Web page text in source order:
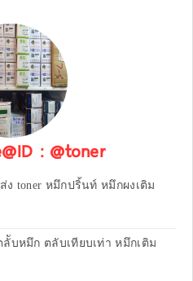
: @toner
ง toner หมึกปริ้นท์ หมึกผงเติม
ลัับหมึก ตลับเทียบเท่า หมึกเติม